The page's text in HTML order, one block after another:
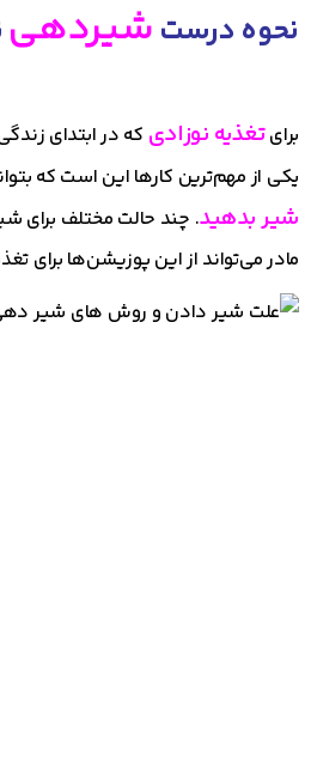
نحوه درست شیردهی
برایتغذیه نوزادی که در ابتدای
یکی از مهم‌ترین کارها این است که
شیر بدهید. چند حالت مختلف برای
مادر می‌تواند از این پوزیشن‌ها برای